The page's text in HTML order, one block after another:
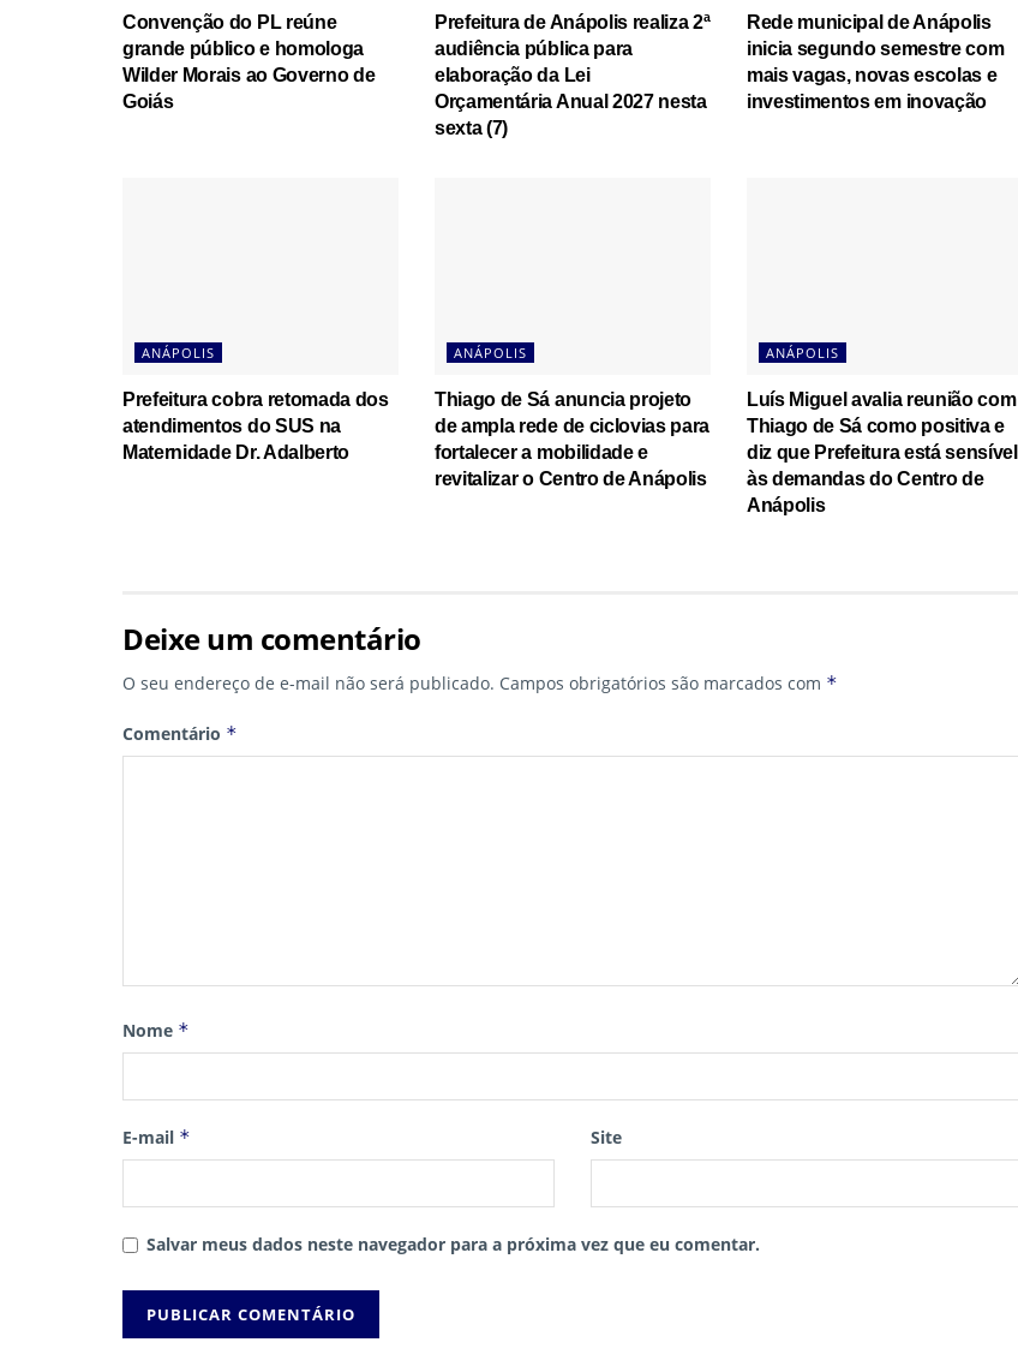
Convenção do PL reúne
grande público e homologa
Wilder Morais ao Governo de
Goiás
Prefeitura de Anápolis realiza 2ª
audiência pública para
elaboração da Lei
Orçamentária Anual 2027 nesta
sexta (7)
Rede municipal de Anápolis
inicia segundo semestre com
mais vagas, novas escolas e
investimentos em inovação
ANÁPOLIS
Prefeitura cobra retomada dos
atendimentos do SUS na
Maternidade Dr. Adalberto
ANÁPOLIS
Thiago de Sá anuncia projeto
de ampla rede de ciclovias para
fortalecer a mobilidade e
revitalizar o Centro de Anápolis
ANÁPOLIS
Luís Miguel avalia reunião com
Thiago de Sá como positiva e
diz que Prefeitura está sensível
às demandas do Centro de
Anápolis
Deixe um comentário
O seu endereço de e-mail não será publicado. Campos obrigatórios são marcados com *
Comentário *
Nome *
E-mail * Site
Salvar meus dados neste navegador para a próxima vez que eu comentar.